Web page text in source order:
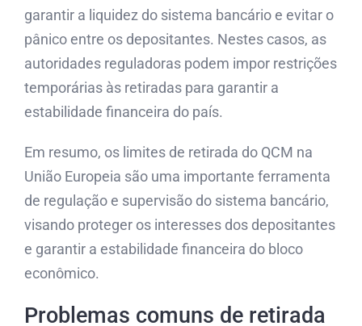
garantir a liquidez do sistema bancário e evitar o
pânico entre os depositantes. Nestes casos, as
autoridades reguladoras podem impor restrições
temporárias às retiradas para garantir a
estabilidade financeira do país.
Em resumo, os limites de retirada do QCM na
União Europeia são uma importante ferramenta
de regulação e supervisão do sistema bancário,
visando proteger os interesses dos depositantes
e garantir a estabilidade financeira do bloco
econômico.
Problemas comuns de retirada